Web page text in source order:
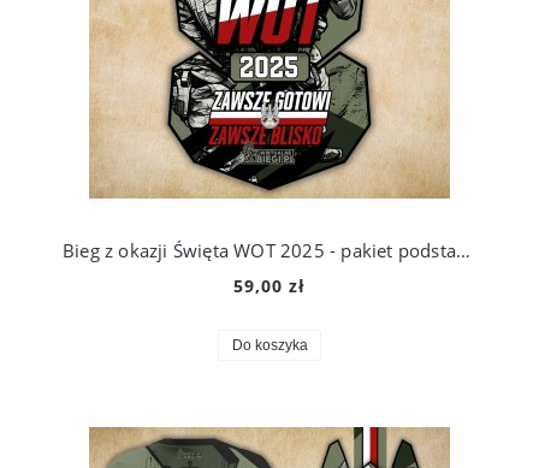
Bieg z okazji Święta WOT 2025 - pakiet podstawowy
59,00 zł
Do koszyka